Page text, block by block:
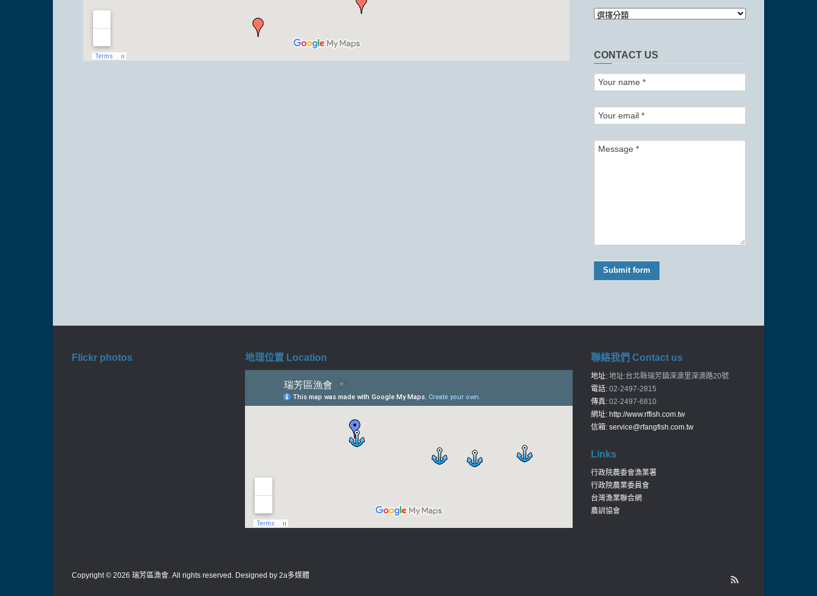
CONTACT US
Flickr photos 地理位置 Location 聯絡我們 Contact us
地址: 地址:台北縣瑞芳鎮深澳里深澳路20號
電話: 02-2497-2815
傳真: 02-2497-6810
網址: http://www.rffish.com.tw
信箱: service@rfangfish.com.tw
Links
行政院農委會漁業署
行政院農業委員會
台灣漁業聯合網
農訓協會
Copyright © 2026 瑞芳區漁會 . All rights reserved. Designed by 2a多媒體